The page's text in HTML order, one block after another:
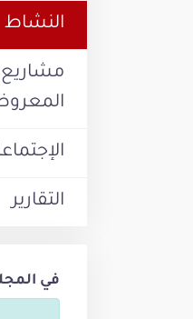
النشاط
مشاريع
التقارير
في